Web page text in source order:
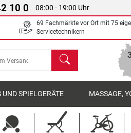
10 0 08:00 - 19:00 Uhr
69 Fachmärkte vor Ort mit 75
Servicetechnikern
Suchen
SPIELGERÄTE MASSAGE,